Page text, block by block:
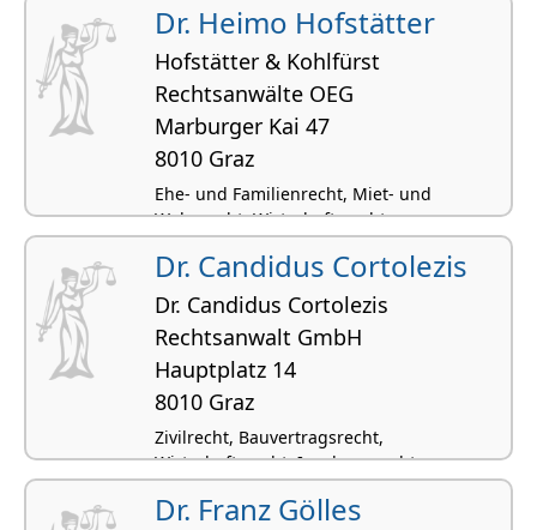
Dr. Heimo Hofstätter
Hofstätter & Kohlfürst
Rechtsanwälte OEG
Marburger Kai 47
8010 Graz
Ehe- und Familienrecht, Miet- und
Wohnrecht, Wirtschaftsrecht,
Insolvenzrecht, Unternehmenssanierungen
Dr. Candidus Cortolezis
Dr. Candidus Cortolezis
Rechtsanwalt GmbH
Hauptplatz 14
8010 Graz
Zivilrecht, Bauvertragsrecht,
Wirtschaftsrecht, Insolvenzrecht,
Unternehmenssanierungen
Dr. Franz Gölles